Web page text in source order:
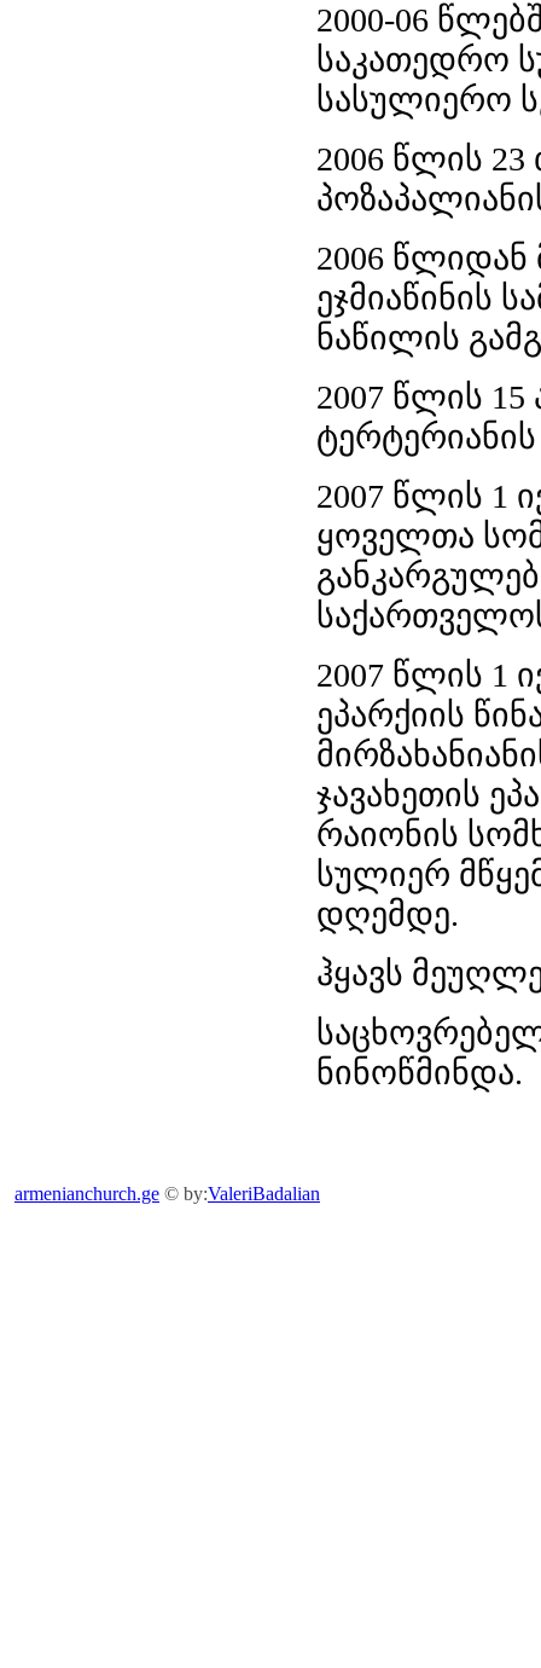
2000-06
საკათედრო
სასულიერო
2006 წლის
2006 წლიდან
ეჯმიაწინის
ნაწილის
2007 წლის
2007 წლის 1
ყოველთა
2007 წლის 1
ეპარქიის
ჯავახეთის
რაიონის
სულიერ
დღემდე.
ჰყავს
ნინოწმინდა.
armenianchurch.ge © by:ValeriBadalian